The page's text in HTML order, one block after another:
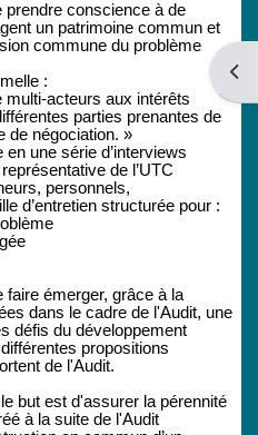
prendre conscience à de
un patrimoine commun et
commune du problème
:
acteurs aux intérêts
parties prenantes de
de négociation. »
une série d’interviews
de l’UTC
personnels,
d’entretien structurée pour :
faire émerger, grâce à la
dans le cadre de l'Audit, une
défis du développement
propositions
de l'Audit.
but est d'assurer la pérennité
à la suite de l'Audit